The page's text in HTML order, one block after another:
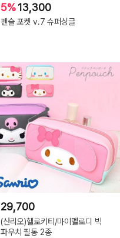
5%13,300
펜슬 포켓 v.7 슈퍼싱글
29,700
(산리오)헬로키티/마이멜로디 빅
파우치 필통 2종